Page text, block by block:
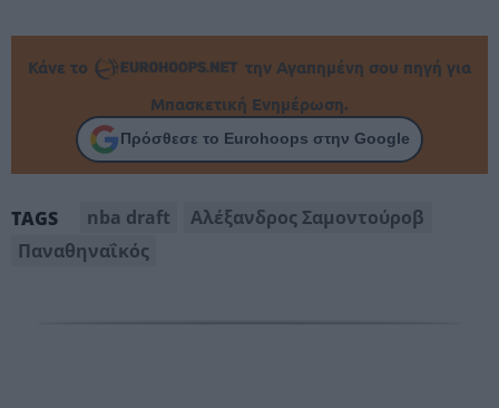
Κάνε το
την Αγαπημένη σου πηγή για
Μπασκετική Ενημέρωση.
Πρόσθεσε το Eurohoops στην Google
TAGS nba draft
Αλέξανδρος Σαμοντούροβ
Παναθηναΐκός